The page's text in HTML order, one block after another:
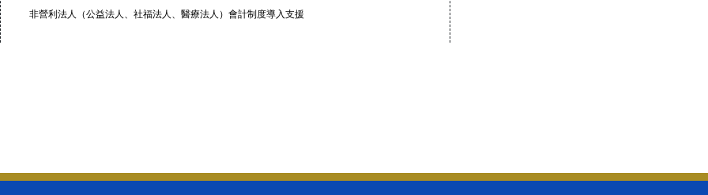
非營利法人（公益法人、社福法人、醫療法人）會計制度導入支援